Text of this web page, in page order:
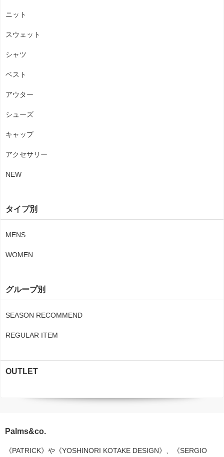
ニット
スウェット
シャツ
ベスト
アウター
シューズ
キャップ
アクセサリー
NEW
タイプ別
MENS
WOMEN
グループ別
SEASON RECOMMEND
REGULAR ITEM
OUTLET
Palms&co.
《PATRICK》や《YOSHINORI KOTAKE DESIGN》、《SERGIO